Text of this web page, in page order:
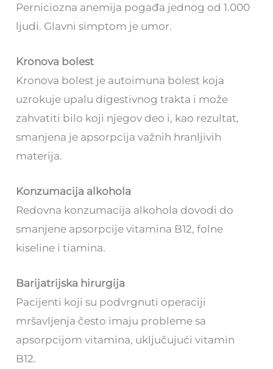
Perniciozna anemija pogađa jednog od 1.000
ljudi. Glavni simptom je umor.
Kronova bolest
Kronova bolest je autoimuna bolest koja
uzrokuje upalu digestivnog trakta i može
zahvatiti bilo koji njegov deo i, kao rezultat,
smanjena je apsorpcija važnih hranljivih
materija.
Konzumacija alkohola
Redovna konzumacija alkohola dovodi do
smanjene apsorpcije vitamina B12, folne
kiseline i tiamina.
Barijatrijska hirurgija
Pacijenti koji su podvrgnuti operaciji
mršavljenja često imaju probleme sa
apsorpcijom vitamina, uključujući vitamin
B12.